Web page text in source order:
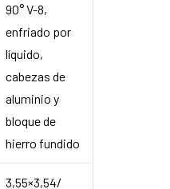
90° V-8,
enfriado por
líquido,
cabezas de
aluminio y
bloque de
hierro fundido
3,55×3,54/